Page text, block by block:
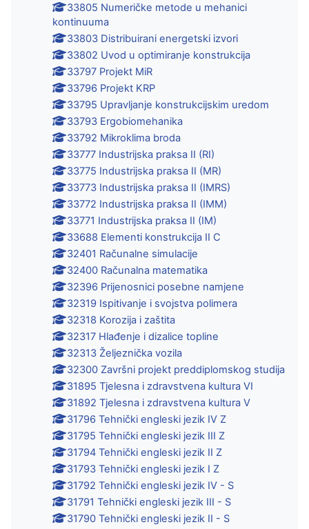
33805 Numeričke metode u mehanici
kontinuuma
33803 Distribuirani energetski izvori
33802 Uvod u optimiranje konstrukcija
33797 Projekt MiR
33796 Projekt KRP
33795 Upravljanje konstrukcijskim uredom
33793 Ergobiomehanika
33792 Mikroklima broda
33777 Industrijska praksa II (RI)
33775 Industrijska praksa II (MR)
33773 Industrijska praksa II (IMRS)
33772 Industrijska praksa II (IMM)
33771 Industrijska praksa II (IM)
33688 Elementi konstrukcija II C
32401 Računalne simulacije
32400 Računalna matematika
32396 Prijenosnici posebne namjene
32319 Ispitivanje i svojstva polimera
32318 Korozija i zaštita
32317 Hlađenje i dizalice topline
32313 Željeznička vozila
32300 Završni projekt preddiplomskog studija
31895 Tjelesna i zdravstvena kultura VI
31892 Tjelesna i zdravstvena kultura V
31796 Tehnički engleski jezik IV Z
31795 Tehnički engleski jezik III Z
31794 Tehnički engleski jezik II Z
31793 Tehnički engleski jezik I Z
31792 Tehnički engleski jezik IV - S
31791 Tehnički engleski jezik III - S
31790 Tehnički engleski jezik II - S